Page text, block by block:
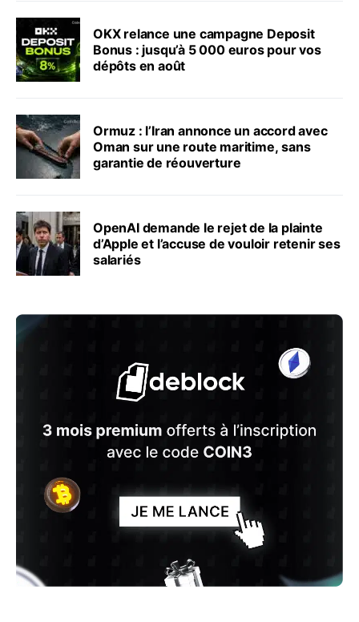
OKX relance une campagne Deposit
Bonus : jusqu’à 5 000 euros pour vos
dépôts en août
Ormuz : l’Iran annonce un accord avec
Oman sur une route maritime, sans
garantie de réouverture
OpenAI demande le rejet de la plainte
d’Apple et l’accuse de vouloir retenir ses
salariés